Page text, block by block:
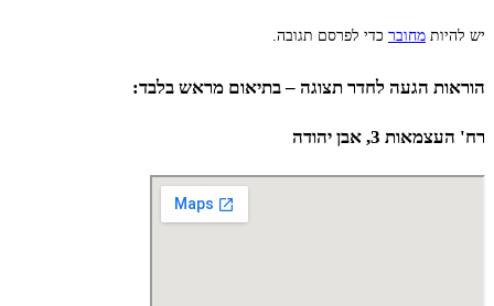
יש להיות מחובר כדי לפרסם תגובה.
הוראות הגעה לחדר תצוגה – בתיאום מראש בלבד:
רח' העצמאות 3, אבן יהודה